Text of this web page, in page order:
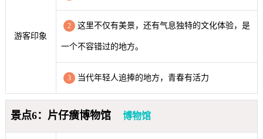
游客印象
2 这里不仅有美景，还有气息独特的文化体验，是
一个不容错过的地方。
3 当代年轻人追捧的地方，青春有活力
景点6：片仔癀博物馆 博物馆